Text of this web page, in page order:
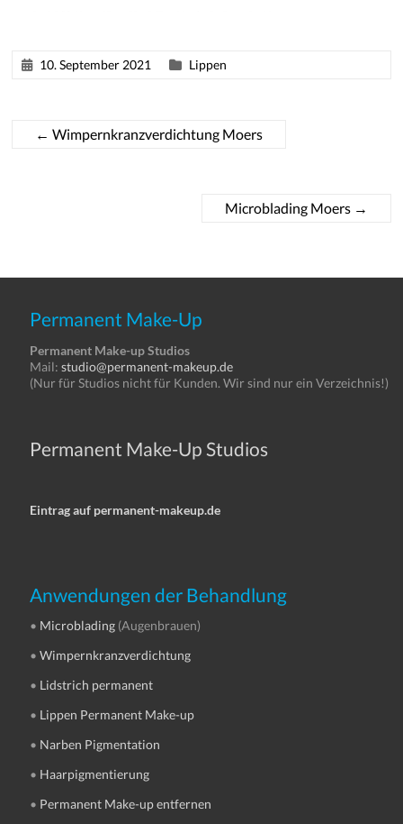
10. September 2021 Lippen
← Wimpernkranzverdichtung Moers
Microblading Moers →
Permanent Make-Up
Permanent Make-up Studios
Mail:studio@permanent-makeup.de
(Nur für Studios nicht für Kunden. Wir sind nur ein Verzeichnis!)
Permanent Make-Up Studios
Eintrag auf permanent-makeup.de
Anwendungen der Behandlung
• Microblading (Augenbrauen)
•Wimpernkranzverdichtung
• Lidstrich permanent
• Lippen Permanent Make-up
• Narben Pigmentation
• Haarpigmentierung
• Permanent Make-up entfernen